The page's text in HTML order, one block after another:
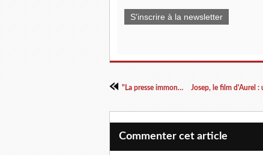
S'inscrire à la newsletter
"La presse immonde"
Commenter cet article